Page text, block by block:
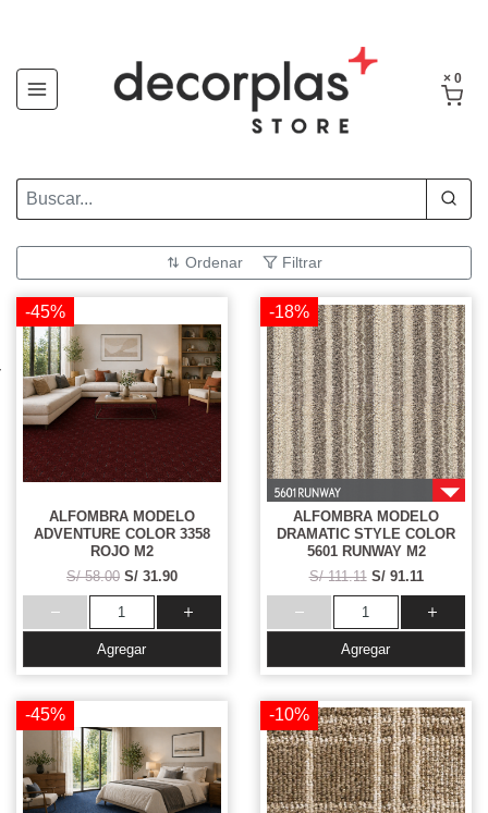
× 0
Ordenar Filtrar
-45%
ALFOMBRA MODELO
ADVENTURE COLOR 3358
ROJO M2
S/ 58.00 S/ 31.90
Agregar
-18%
ALFOMBRA MODELO
DRAMATIC STYLE COLOR
5601 RUNWAY M2
S/ 111.11 S/ 91.11
Agregar
-45% -10%